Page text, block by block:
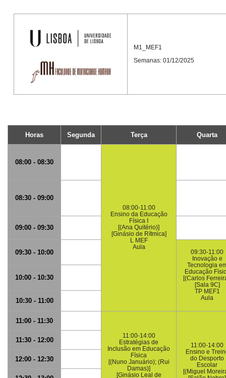
M1_MEF1
Semanas: 01/12/2025
Horas Segunda Terça Quarta
08:00 - 08:30
08:00-11:00
Ensino da Educação
Física I
[(Ana Quitério)]
[Ginásio de Rítmica]
L MEF
Aula
08:30 - 09:00
09:00 - 09:30
09:30 - 10:00
09:30-11:00
Inovação e
Tecnologia
Educação
[(Carlos
[Sala 9C]
TP MEF1
Aula
10:00 - 10:30
10:30 - 11:00
11:00 - 11:30
11:00-14:00
Estratégias de
Inclusão em Educação
Física
[(Nuno Januário); (Rui
Damas)]
[Ginásio Leal de
11:00-14:00
Ensino e
do Desporto
Escolar
[(Miguel
11:30 - 12:00
12:00 - 12:30